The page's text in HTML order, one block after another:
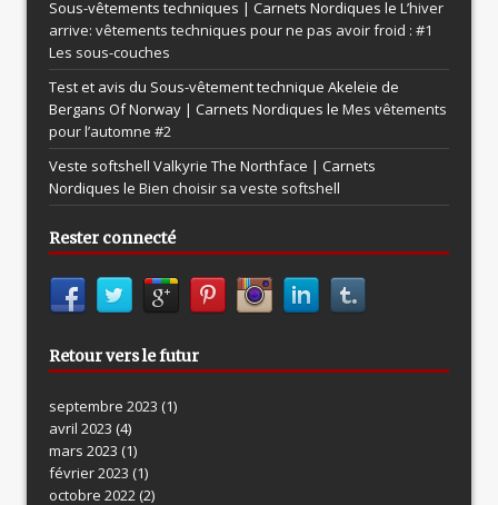
Sous-vêtements techniques | Carnets Nordiques le L’hiver
arrive: vêtements techniques pour ne pas avoir froid : #1
Les sous-couches
Test et avis du Sous-vêtement technique Akeleie de
Bergans Of Norway | Carnets Nordiques le Mes vêtements
pour l’automne #2
Veste softshell Valkyrie The Northface | Carnets
Nordiques le Bien choisir sa veste softshell
Rester connecté
Retour vers le futur
septembre 2023 (1)
avril 2023 (4)
mars 2023 (1)
février 2023 (1)
octobre 2022(2)